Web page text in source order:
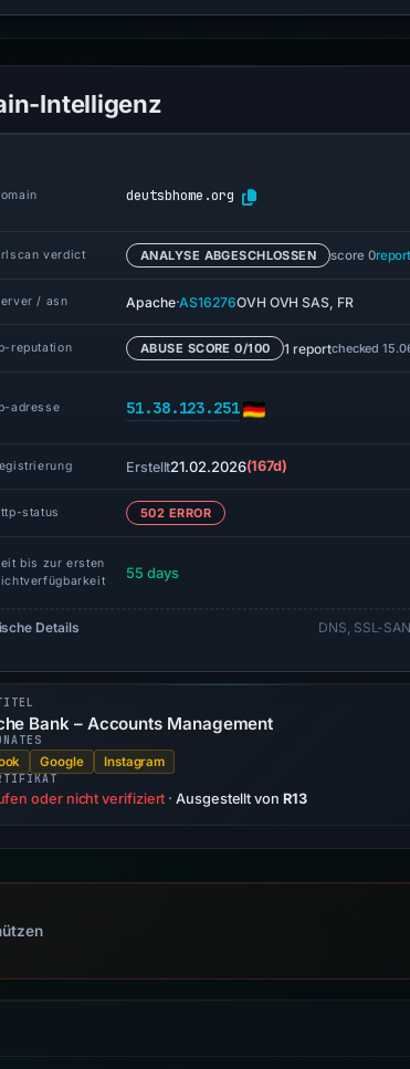
Intelligenz
deutsbhome.org
verdict ANALYSE ABGESCHLOSSEN score 0
/ asn Apache·AS16276OVH OVH SAS, FR
reputation ABUSE SCORE 0/100 1 reportchecked
adresse 51.38.123.251
Erstellt21.02.2026(167d)
status 502 ERROR
bis zur ersten
55 days
Details DNS, SSL-
Bank – Accounts Management
Google Instagram
oder nicht verifiziert · Ausgestellt von R13